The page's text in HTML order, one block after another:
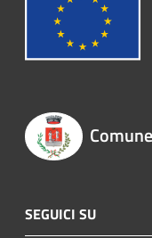
SEGUICI SU